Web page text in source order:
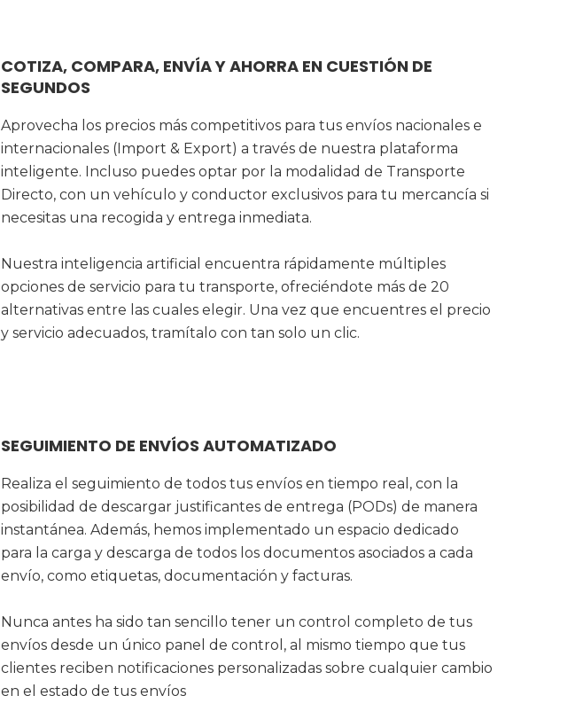
COTIZA, COMPARA, ENVÍA Y AHORRA EN CUESTIÓN DE
SEGUNDOS
Aprovecha los precios más competitivos para tus envíos nacionales e
internacionales (Import & Export) a través de nuestra plataforma
inteligente. Incluso puedes optar por la modalidad de Transporte
Directo, con un vehículo y conductor exclusivos para tu mercancía si
necesitas una recogida y entrega inmediata.
Nuestra inteligencia artificial encuentra rápidamente múltiples
opciones de servicio para tu transporte, ofreciéndote más de 20
alternativas entre las cuales elegir. Una vez que encuentres el precio
y servicio adecuados, tramítalo con tan solo un clic.
SEGUIMIENTO DE ENVÍOS AUTOMATIZADO
Realiza el seguimiento de todos tus envíos en tiempo real, con la
posibilidad de descargar justificantes de entrega (PODs) de manera
instantánea. Además, hemos implementado un espacio dedicado
para la carga y descarga de todos los documentos asociados a cada
envío, como etiquetas, documentación y facturas.
Nunca antes ha sido tan sencillo tener un control completo de tus
envíos desde un único panel de control, al mismo tiempo que tus
clientes reciben notificaciones personalizadas sobre cualquier cambio
en el estado de tus envíos